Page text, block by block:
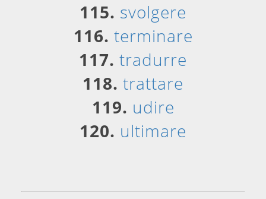
115. svolgere
116. terminare
117. tradurre
118. trattare
119. udire
120. ultimare